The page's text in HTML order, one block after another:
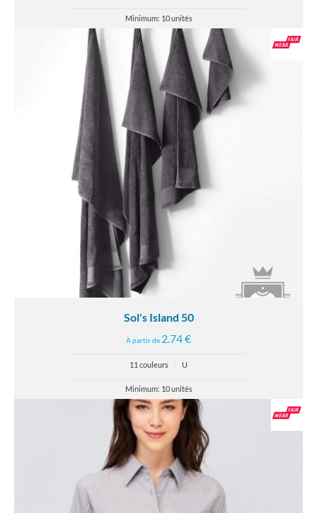
Minimum: 10 unités
Sol's Island 50
À partir de 2.74 €
11 couleurs U
Minimum: 10 unités